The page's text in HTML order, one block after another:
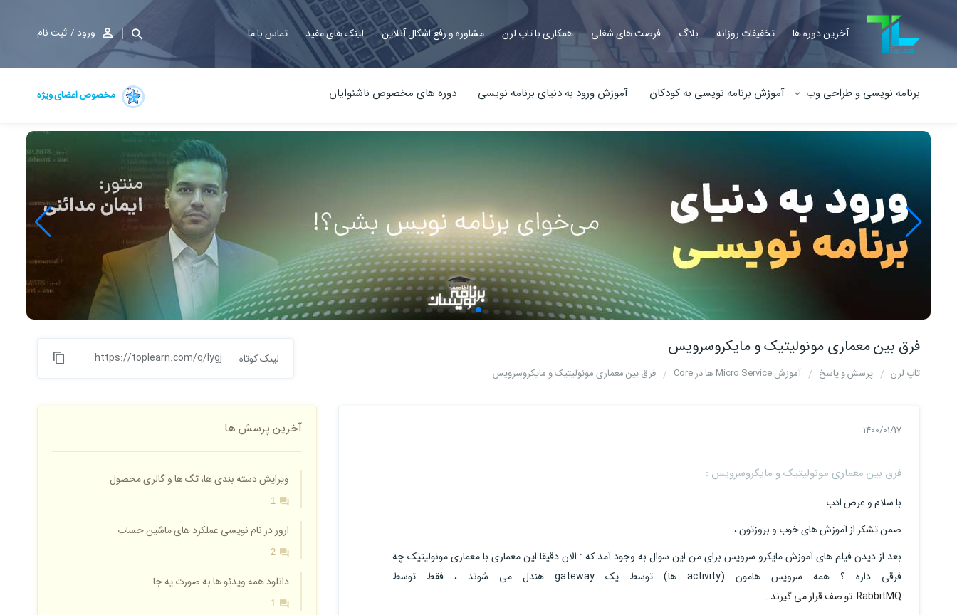
آخرین دوره ها تخفیفات روزانه بلاگ فرصت های شغلی همکاری با تاپ لرن مشاوره و رفع اشکال آنلاین لینک های مفید تماس با ما ورود ثبت نام
برنامه نویسی و طراحی وب آموزش برنامه نویسی به کودکان آموزش ورود به دنیای برنامه نویسی دوره های مخصوص ناشنوایان مخصوص اعضای ویژه
فرق بین معماری مونولیتیک و مایکروسرویس
تاپ لرن پرسش و پاسخ آموزش Micro Service ها در Core فرق بین معماری مونولیتیک و مایکروسرویس
لینک کوتاه https://toplearn.com/q/lygj
1400/01/17
فرق بین معماری مونولیتیک و مایکروسرویس :
با سلام و عرض ادب
ضمن تشکر از آموزش های خوب و بروزتون ،
بعد از دیدن فیلم های آموزش مایکرو سرویس برای من این سوال به وجود آمد که : الان دقیقا این معماری با معماری مونولیتیک چه
فرقی داره ؟ همه سرویس هامون (activity ها) توسط یک gateway هندل می شوند ، فقط توسط
RabbitMQ تو صف قرار می گیرند .
آخرین پرسش ها
ویرایش دسته بندی ها، تگ ها و گالری محصول
1
ارور در نام نویسی عملکرد های ماشین حساب
2
دانلود همه ویدئو ها به صورت یه جا
1